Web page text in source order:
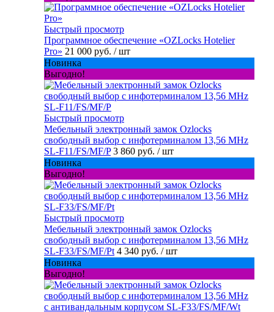
Быстрый просмотр
Программное обеспечение «OZLocks Hotelier
Pro» 21 000 руб. / шт
Новинка
Выгодно!
Быстрый просмотр
Мебельный электронный замок Ozlocks
свободный выбор с инфотерминалом 13,56 MHz
SL-F11/FS/MF/P 3 860 руб. / шт
Новинка
Выгодно!
Быстрый просмотр
Мебельный электронный замок Ozlocks
свободный выбор с инфотерминалом 13,56 MHz
SL-F33/FS/MF/Pt 4 340 руб. / шт
Новинка
Выгодно!